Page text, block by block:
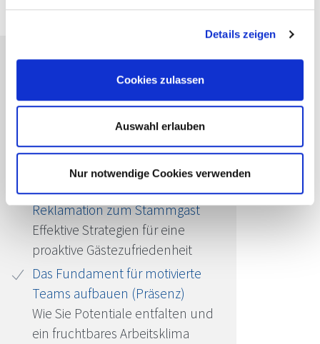
Details zeigen
Cookies zulassen
Auswahl erlauben
Nur notwendige Cookies verwenden
Passende Seminare für Sie
FachBrief Housekeeping
Effiziente Reinigung, strikte
Kontrolle und Mitarbeiterführung
für höchste Standards
Beschwerdemanagement: Von der
Reklamation zum Stammgast
Effektive Strategien für eine
proaktive Gästezufriedenheit
Das Fundament für motivierte
Teams aufbauen (Präsenz)
Wie Sie Potentiale entfalten und
ein fruchtbares Arbeitsklima